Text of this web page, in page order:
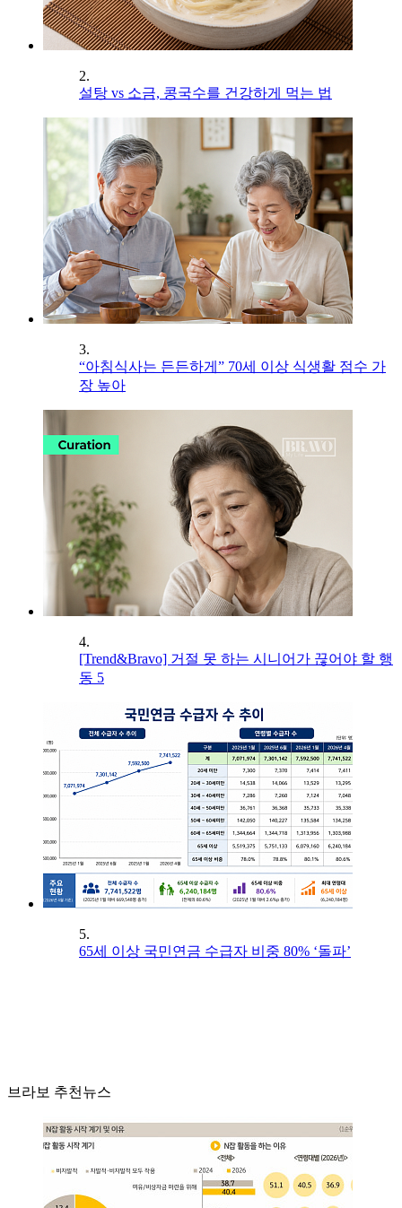
2.
설탕 vs 소금, 콩국수를 건강하게 먹는 법
3.
“아침식사는 든든하게” 70세 이상 식생활 점수 가
장 높아
4.
[Trend&Bravo] 거절 못 하는 시니어가 끊어야 할 행
동 5
5.
65세 이상 국민연금 수급자 비중 80% ‘돌파’
브라보 추천뉴스